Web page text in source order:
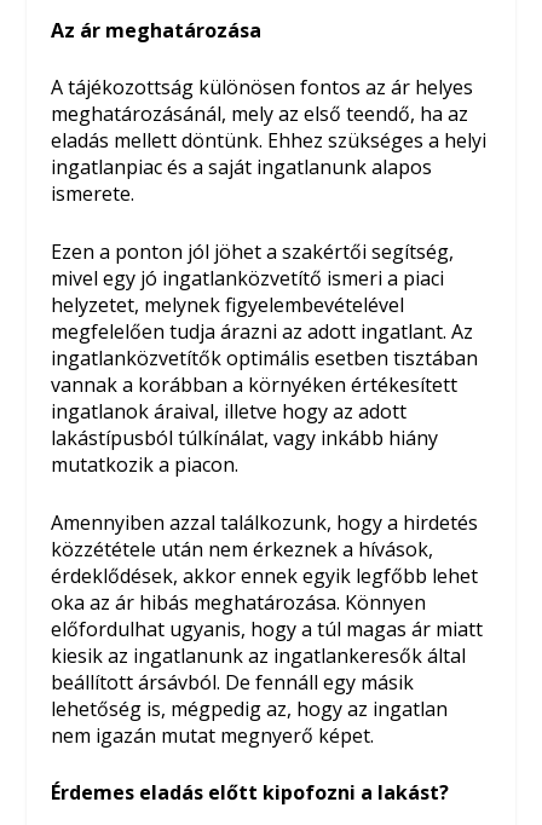
Az ár meghatározása
A tájékozottság különösen fontos az ár helyes
meghatározásánál, mely az első teendő, ha az
eladás mellett döntünk. Ehhez szükséges a helyi
ingatlanpiac és a saját ingatlanunk alapos
ismerete.
Ezen a ponton jól jöhet a szakértői segítség,
mivel egy jó ingatlanközvetítő ismeri a piaci
helyzetet, melynek figyelembevételével
megfelelően tudja árazni az adott ingatlant. Az
ingatlanközvetítők optimális esetben tisztában
vannak a korábban a környéken értékesített
ingatlanok áraival, illetve hogy az adott
lakástípusból túlkínálat, vagy inkább hiány
mutatkozik a piacon.
Amennyiben azzal találkozunk, hogy a hirdetés
közzététele után nem érkeznek a hívások,
érdeklődések, akkor ennek egyik legfőbb lehet
oka az ár hibás meghatározása. Könnyen
előfordulhat ugyanis, hogy a túl magas ár miatt
kiesik az ingatlanunk az ingatlankeresők által
beállított ársávból. De fennáll egy másik
lehetőség is, mégpedig az, hogy az ingatlan
nem igazán mutat megnyerő képet.
Érdemes eladás előtt kipofozni a lakást?